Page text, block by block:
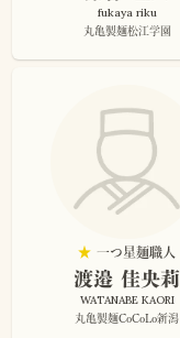
fukaya riku
丸亀製麺松江学園
★ 一つ星麺職人
渡邉 佳央莉
WATANABE KAORI
丸亀製麺CoCoLo新潟